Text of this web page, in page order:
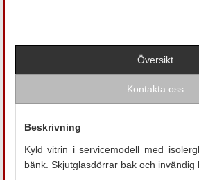
Översikt
Kontakta oss
Beskrivning
Kyld vitrin i servicemodell med
bänk. Skjutglasdörrar bak och invändig